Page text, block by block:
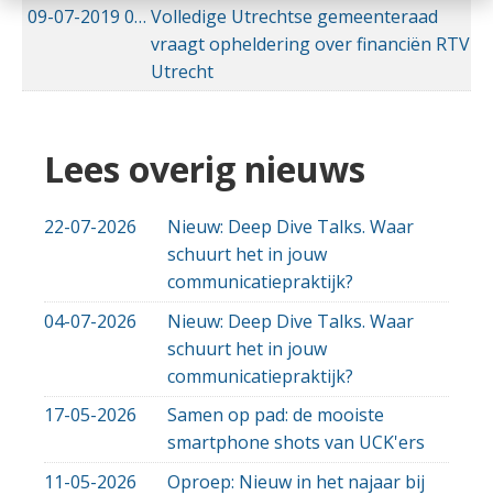
09-07-2019 09-07-2019 20:53
Volledige Utrechtse gemeenteraad
vraagt opheldering over financiën RTV
Utrecht
Lees overig nieuws
22-07-2026
Nieuw: Deep Dive Talks. Waar
schuurt het in jouw
communicatiepraktijk?
04-07-2026
Nieuw: Deep Dive Talks. Waar
schuurt het in jouw
communicatiepraktijk?
17-05-2026
Samen op pad: de mooiste
smartphone shots van UCK'ers
11-05-2026
Oproep: Nieuw in het najaar bij